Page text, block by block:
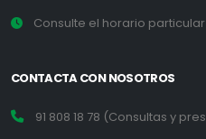
Consulte el horario
CONTACTA CON NOSOTROS
91 808 18 78 (Consultas y